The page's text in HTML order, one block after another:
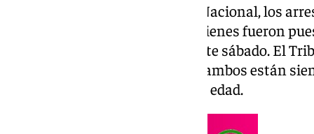
Según ha informado la Policía Nacional, los
años y la madre de la menor, quienes fueron
última hora de la mañana de este sábado. El
) confirmó que ambos están
agresión sexual a una menor de edad.